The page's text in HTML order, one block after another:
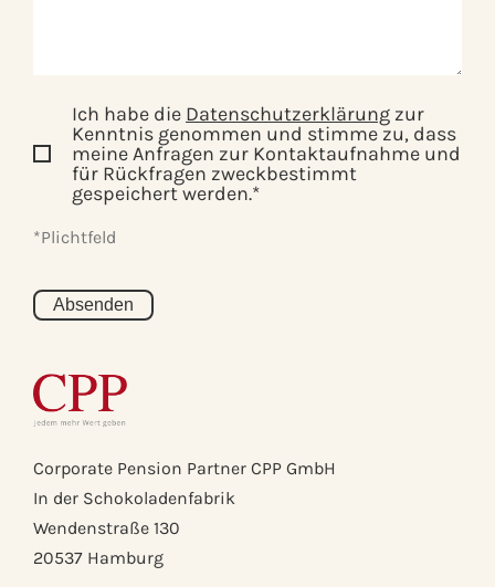
Corporate Pension Partner CPP GmbH
In der Schokoladenfabrik
Wendenstraße 130
20537 Hamburg
Ich habe die Datenschutzerklärung zur
Kenntnis genommen und stimme zu, dass
meine Anfragen zur Kontaktaufnahme und
für Rückfragen zweckbestimmt
gespeichert werden.*
*Plichtfeld